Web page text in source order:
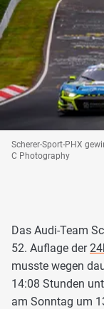
Scherer-Sport-PHX
C Photography
Das Audi-Team
52. Auflage der
musste wegen
14:08 Stunden
am Sonntag um